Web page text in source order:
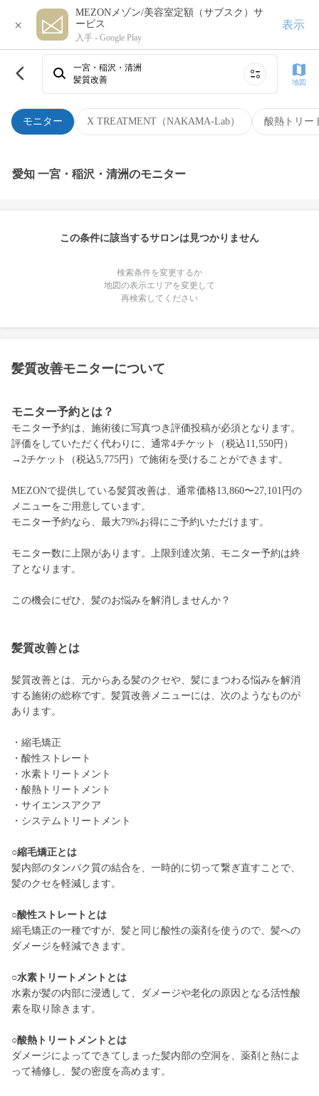
×
MEZONメゾン/美容室定額（サブスク）サ
ービス
入手 - Google Play
表示
モニター X TREATMENT（NAKAMA-Lab） 酸熱トリー
一宮・稲沢・清洲
髪質改善
地図
愛知 一宮・稲沢・清洲のモニター
この条件に該当するサロンは見つかりません
検索条件を変更するか
地図の表示エリアを変更して
再検索してください
髪質改善モニターについて
モニター予約とは？
モニター予約は、施術後に写真つき評価投稿が必須となります。
評価をしていただく代わりに、通常4チケット（税込11,550円）
→2チケット（税込5,775円）で施術を受けることができます。
MEZONで提供している髪質改善は、通常価格13,860〜27,101円の
メニューをご用意しています。
モニター予約なら、最大79%お得にご予約いただけます。
モニター数に上限があります。上限到達次第、モニター予約は終
了となります。
この機会にぜひ、髪のお悩みを解消しませんか？
髪質改善とは
髪質改善とは、元からある髪のクセや、髪にまつわる悩みを解消
する施術の総称です。髪質改善メニューには、次のようなものが
あります。
・縮毛矯正
・酸性ストレート
・水素トリートメント
・酸熱トリートメント
・サイエンスアクア
・システムトリートメント
○縮毛矯正とは
髪内部のタンパク質の結合を、一時的に切って繋ぎ直すことで、
髪のクセを軽減します。
○酸性ストレートとは
縮毛矯正の一種ですが、髪と同じ酸性の薬剤を使うので、髪への
ダメージを軽減できます。
○水素トリートメントとは
水素が髪の内部に浸透して、ダメージや老化の原因となる活性酸
素を取り除きます。
○酸熱トリートメントとは
ダメージによってできてしまった髪内部の空洞を、薬剤と熱によ
って補修し、髪の密度を高めます。